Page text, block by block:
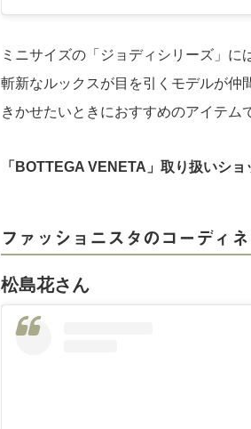
ミニサイズの「ジョディシリーズ」に
斬新なルックスが目を引くモデルが仲
きかせたいときにおすすめのアイテム
「BOTTEGA VENETA」取り扱いショ
ファッショニスタのコーディ
松島花さん